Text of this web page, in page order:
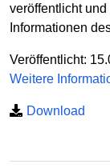
veröffentlicht
Informationen
Veröffentlicht:
Weitere
Download